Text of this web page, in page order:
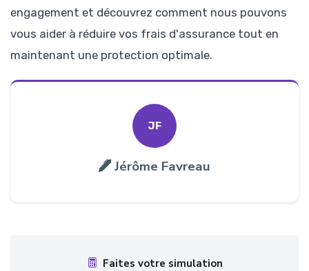
engagement et découvrez comment nous pouvons
vous aider à réduire vos frais d'assurance tout en
maintenant une protection optimale.
JF
Jérôme Favreau
Faites votre simulation